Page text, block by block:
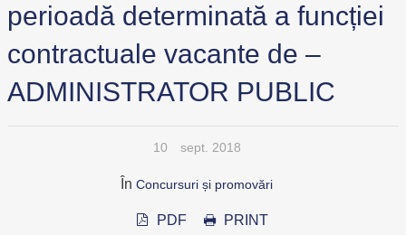
perioadă determinată a funcției
contractuale vacante de –
ADMINISTRATOR PUBLIC
10 sept. 2018
În Concursuri și promovări
PDF PRINT